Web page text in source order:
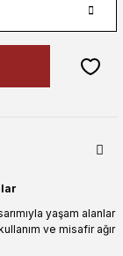
yaşam alanlar
ve misafir ağır